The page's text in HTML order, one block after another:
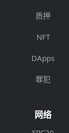
质押
NFT
DApps
罪犯
网络